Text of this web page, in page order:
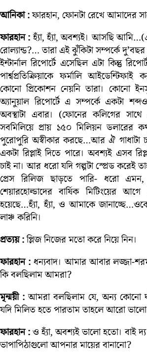
আনিকা :ফারহান, ফোনটা রেখে আমাদের
ফারহান :হ্যাঁ, হ্যাঁ, অবশ্যই। আসছি
রোল্যান্ড?… তারা এই ঝুঁকিটা সম্পর্কে
ইন্টার্নাল রিপোর্টে এসেছিল এটা কিন্তু
পার্শ্বপ্রতিক্রিয়াকে ফর্মালি
কোনো প্রিকোশন নেয়নি তারা। কোনো
অ্যানুয়াল রিপোর্টে এ সম্পর্কে একটা
অবস্থাটা এবার। (ফোনের কলিগের
সবমিলিয়ে প্রায় ১৫০ মিলিয়ন ডলারের
পুরোপুরি অস্বীকার করছে…আর ঐ গাধাটা
একটা রিপ্লাই দিতে পারে। অবশ্যই এসব
চাই না। আর ধরো যদি গল্পটা স্প্রেড করেই
প্রেস রিলিজ ছাড়তে পারি- ধরো
শেয়ারহোল্ডাদের বার্ষিক মিটিংয়ের
হয়েছে…হ্যাঁ, হ্যাঁ, ও আমাকে
লাঞ্চ করিনি।
প্রত্যয় :প্লিজ নিজের মতো করে নিয়ে নিন।
ফারহান :ধন্যবাদ। আমার আবার লজ্জা-
কি বলছিলাম আমরা?
মৃন্ময়ী : আমরা বলছিলাম যে, অন্য কোনো
যদি মিলিত হতে পারতাম তাহলে আরো
ফারহান :ও হ্যাঁ, অবশ্যই ভালো হতো। বাই
ভাপাপিঠাগুলো আপনার মায়ের বানানো?